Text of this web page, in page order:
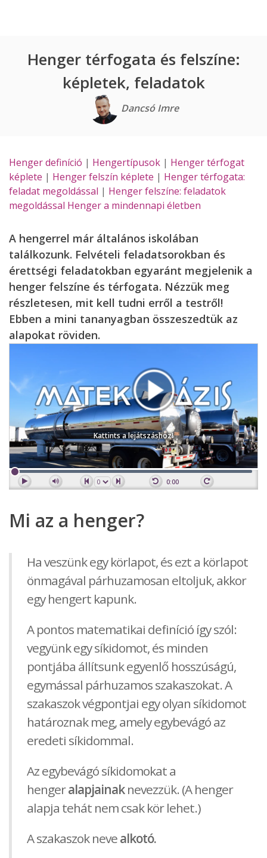
Henger térfogata és felszíne:
képletek, feladatok
Dancsó Imre
Henger definíció | Hengertípusok | Henger térfogat
képlete | Henger felszín képlete | Henger térfogata:
feladat megoldással | Henger felszíne: feladatok
megoldással Henger a mindennapi életben
A hengerrel már általános iskolában
találkozunk. Felvételi feladatsorokban és
érettségi feladatokban egyaránt megjelenik a
henger felszíne és térfogata. Nézzük meg
részletesen, mit kell tudni erről a testről!
Ebben a mini tananyagban összeszedtük az
alapokat röviden.
Kattints a lejátszáshoz!
0:00
Mi az a henger?
Ha veszünk egy körlapot, és ezt a körlapot
önmagával párhuzamosan eltoljuk, akkor
egy hengert kapunk.
A pontos matematikai definíció így szól:
vegyünk egy síkidomot, és minden
pontjába állítsunk egyenlő hosszúságú,
egymással párhuzamos szakaszokat. A
szakaszok végpontjai egy olyan síkidomot
határoznak meg, amely egybevágó az
eredeti síkidommal.
Az egybevágó síkidomokat a
hengeralapjainaknevezzük. (A henger
alapja tehát nem csak kör lehet.)
A szakaszok nevealkotó.